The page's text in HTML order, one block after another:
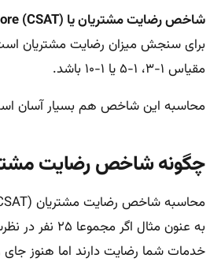
شاخص رضایت مشتریان یا Customer Satisfaction Score (CSAT)
برای سنجش میزان رضایت مشتریان
مقیاس ۱-۳، ۱-۵ یا ۱-۱۰ باشد.
محاسبه این شاخص هم بسیار آسان
چگونه شاخص رضایت
خدمات شما رضایت دارند اما هنوز جای